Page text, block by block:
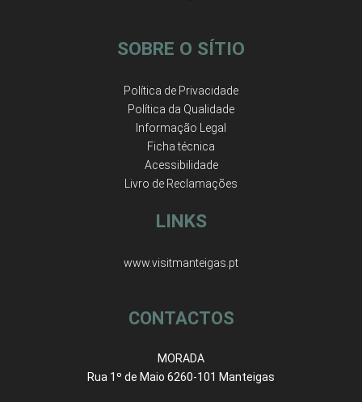
SOBRE O SÍTIO
Política de Privacidade
Política da Qualidade
Informação Legal
Ficha técnica
Acessibilidade
Livro de Reclamações
LINKS
www.visitmanteigas.pt
CONTACTOS
MORADA
Rua 1º de Maio 6260-101 Manteigas